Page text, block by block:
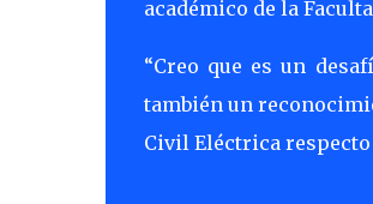
académico de la
“Creo que es un
también un
Civil Eléctrica